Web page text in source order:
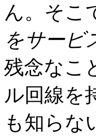
ん。そこ
をサービ
残念なこ
ル回線を
も知らな